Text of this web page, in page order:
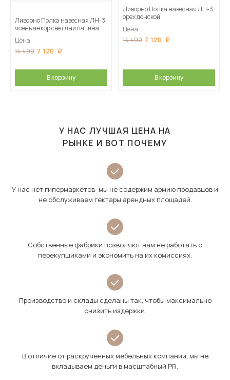
Ливорно Полка навесная ЛН-3
ясень анкор светлый патина
Цена
14 490 7 120
В корзину
Ливорно Полка навесная ЛН-3
орех донской
Цена
14 490 7 120
В корзину
У НАС ЛУЧШАЯ ЦЕНА НА
РЫНКЕ И ВОТ ПОЧЕМУ
У нас нет гипермаркетов: мы не содержим армию продавцов и
не обслуживаем гектары арендных площадей.
Собственные фабрики позволяют нам не работать с
перекупщиками и экономить на их комиссиях.
Производство и склады сделаны так, чтобы максимально
снизить издержки.
В отличие от раскрученных мебельных компаний, мы не
вкладываем деньги в масштабный PR.